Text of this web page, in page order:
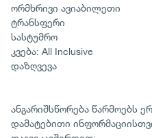
ორმხრივი ავიაბილეთი
ტრანსფერი
სასტუმრო
კვება: All Inclusive
დაზღვევა
ანგარიშსწორება წარმოებს
დამატებითი